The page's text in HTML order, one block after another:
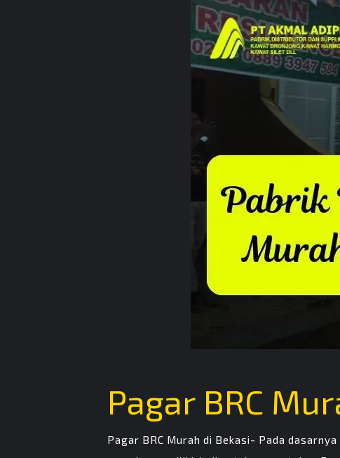
Pagar BRC
Pagar BRC Murah di Bekasi- Pada